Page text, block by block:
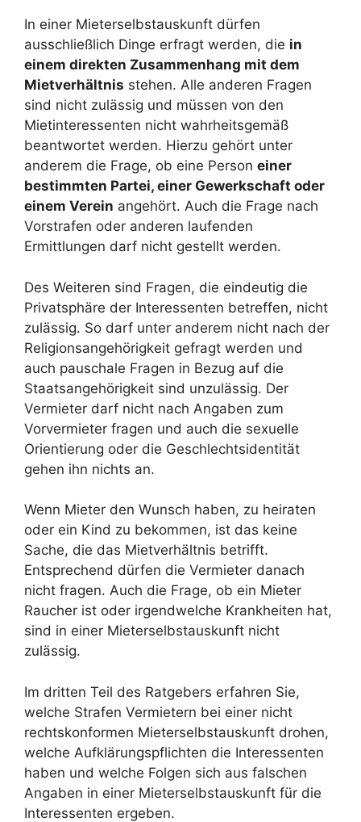
In einer Mieterselbstauskunft dürfen
ausschließlich Dinge erfragt werden, die in
einem direkten Zusammenhang mit dem
Mietverhältnis stehen. Alle anderen Fragen
sind nicht zulässig und müssen von den
Mietinteressenten nicht wahrheitsgemäß
beantwortet werden. Hierzu gehört unter
anderem die Frage, ob eine Person einer
bestimmten Partei, einer Gewerkschaft oder
einem Verein angehört. Auch die Frage nach
Vorstrafen oder anderen laufenden
Ermittlungen darf nicht gestellt werden.
Des Weiteren sind Fragen, die eindeutig die
Privatsphäre der Interessenten betreffen, nicht
zulässig. So darf unter anderem nicht nach der
Religionsangehörigkeit gefragt werden und
auch pauschale Fragen in Bezug auf die
Staatsangehörigkeit sind unzulässig. Der
Vermieter darf nicht nach Angaben zum
Vorvermieter fragen und auch die sexuelle
Orientierung oder die Geschlechtsidentität
gehen ihn nichts an.
Wenn Mieter den Wunsch haben, zu heiraten
oder ein Kind zu bekommen, ist das keine
Sache, die das Mietverhältnis betrifft.
Entsprechend dürfen die Vermieter danach
nicht fragen. Auch die Frage, ob ein Mieter
Raucher ist oder irgendwelche Krankheiten hat,
sind in einer Mieterselbstauskunft nicht
zulässig.
Im dritten Teil des Ratgebers erfahren Sie,
welche Strafen Vermietern bei einer nicht
rechtskonformen Mieterselbstauskunft drohen,
welche Aufklärungspflichten die Interessenten
haben und welche Folgen sich aus falschen
Angaben in einer Mieterselbstauskunft für die
Interessenten ergeben.